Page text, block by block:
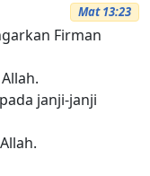
Mat 13:23
Firman
janji-janji